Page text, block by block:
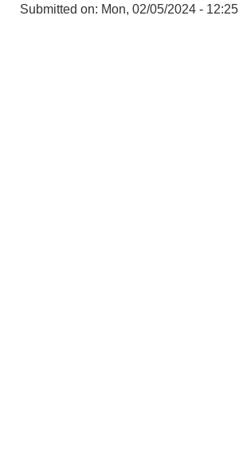
Submitted on: Mon, 02/05/2024 - 12:25